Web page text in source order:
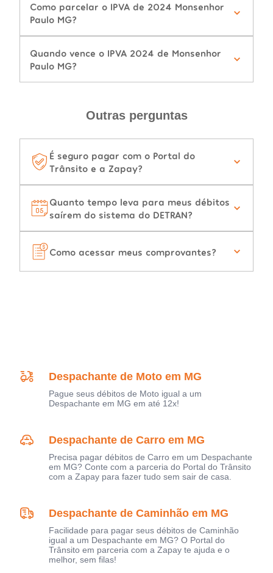
Como parcelar o IPVA de 2024 Monsenhor
Paulo MG?
Quando vence o IPVA 2024 de Monsenhor
Paulo MG?
Outras perguntas
É seguro pagar com o Portal do
Trânsito e a Zapay?
Quanto tempo leva para meus débitos
saírem do sistema do DETRAN?
Como acessar meus comprovantes?
Despachante de Moto em MG
Pague seus débitos de Moto igual a um
Despachante em MG em até 12x!
Despachante de Carro em MG
Precisa pagar débitos de Carro em um Despachante
em MG? Conte com a parceria do Portal do Trânsito
com a Zapay para fazer tudo sem sair de casa.
Despachante de Caminhão em MG
Facilidade para pagar seus débitos de Caminhão
igual a um Despachante em MG? O Portal do
Trânsito em parceria com a Zapay te ajuda e o
melhor, sem filas!